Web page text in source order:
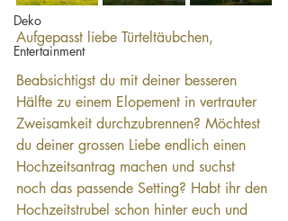
Deko
Entertainment
Aufgepasst liebe Türteltäubchen,
Beabsichtigst du mit deiner besseren
Hälfte zu einem Elopement in vertrauter
Zweisamkeit durchzubrennen? Möchtest
du deiner grossen Liebe endlich einen
Hochzeitsantrag machen und suchst
noch das passende Setting? Habt ihr den
Hochzeitstrubel schon hinter euch und